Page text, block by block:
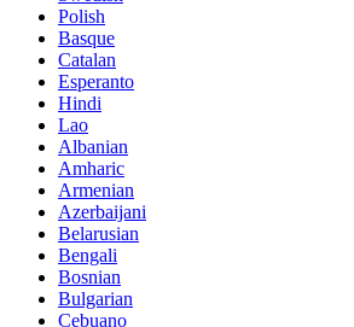
Polish
Basque
Catalan
Esperanto
Hindi
Lao
Albanian
Amharic
Armenian
Azerbaijani
Belarusian
Bengali
Bosnian
Bulgarian
Cebuano